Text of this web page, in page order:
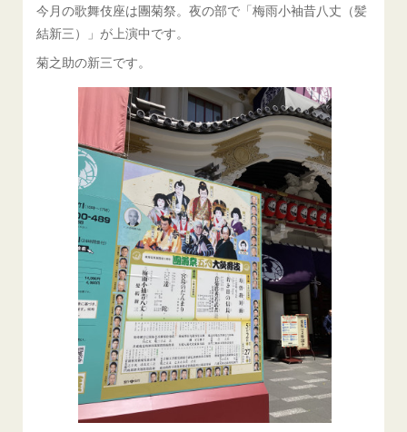
今月の歌舞伎座は團菊祭。夜の部で「梅雨小袖昔八丈（髪
結新三）」が上演中です。
菊之助の新三です。